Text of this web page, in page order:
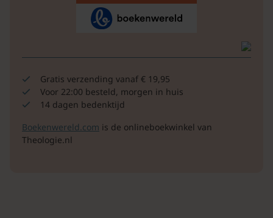
Gratis verzending vanaf € 19,95
Voor 22:00 besteld, morgen in huis
14 dagen bedenktijd
Boekenwereld.com is de onlineboekwinkel van
Theologie.nl